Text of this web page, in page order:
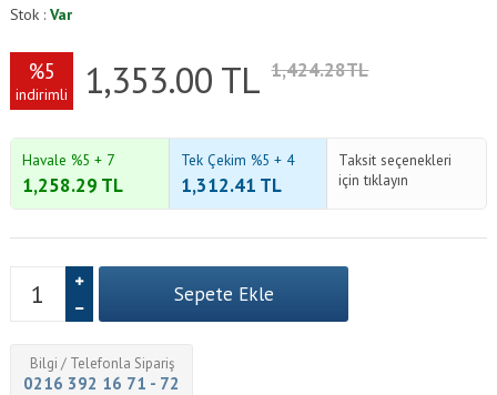
Stok :Var
%5
indirimli 1,353.00 TL 1,424.28TL
Havale %5 + 7
1,258.29 TL
Tek Çekim %5 + 4
1,312.41 TL
Taksit seçenekleri
için tıklayın
Bilgi / Telefonla Sipariş
0216 392 16 71 - 72